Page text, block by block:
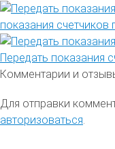
показания счетчиков
Передать показания
Комментарии и
Для отправки
авторизоваться.